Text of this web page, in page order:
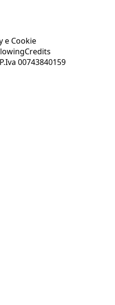
e Cookie
Credits
00743840159